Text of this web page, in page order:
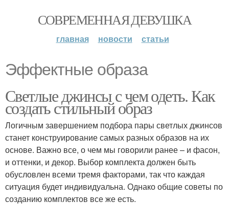
СОВРЕМЕННАЯ ДЕВУШКА
главная новости статьи
Эффектные образа
Светлые джинсы с чем одеть. Как
создать стильный образ
Логичным завершением подбора пары светлых джинсов
станет конструирование самых разных образов на их
основе. Важно все, о чем мы говорили ранее – и фасон,
и оттенки, и декор. Выбор комплекта должен быть
обусловлен всеми тремя факторами, так что каждая
ситуация будет индивидуальна. Однако общие советы по
созданию комплектов все же есть.